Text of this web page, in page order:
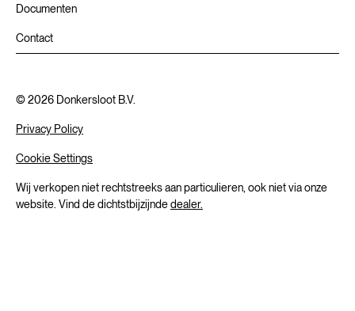
Documenten
Contact
Wij verkopen niet rechtstreeks aan particulieren, ook niet via onze
website. Vind de dichtstbijzijndedealer.
Privacy Policy
Cookie Settings
©2026 Donkersloot B.V.